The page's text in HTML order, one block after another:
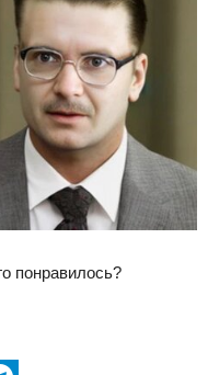
понравилось?